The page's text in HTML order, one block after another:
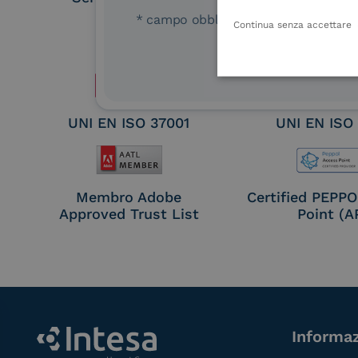
Electronic
UNI EN ISO 37001 UNI EN ISO
Membro Adobe
Approved Trust List
Certified
Point
* campo obbligatorioContinua senza accettare